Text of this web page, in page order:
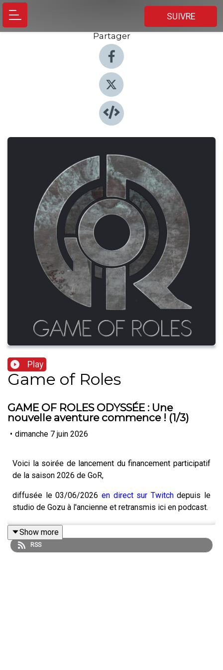
SUIVRE
Partager
Play
Game of Roles
GAME OF ROLES ODYSSÉE : Une
nouvelle aventure commence ! (1/3)
• dimanche 7 juin 2026
Voici la soirée de lancement du financement participatif
de la saison 2026 de GoR,
diffusée le 03/06/2026 en direct sur Twitchdepuis le
studio de Gozu à l'ancienne et retransmis ici en podcast.
❗Participez au financement participatif sur
Show more
RSS